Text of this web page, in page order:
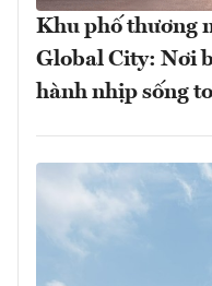
Khu phố thương
Global City: Nơi
hành nhịp sống